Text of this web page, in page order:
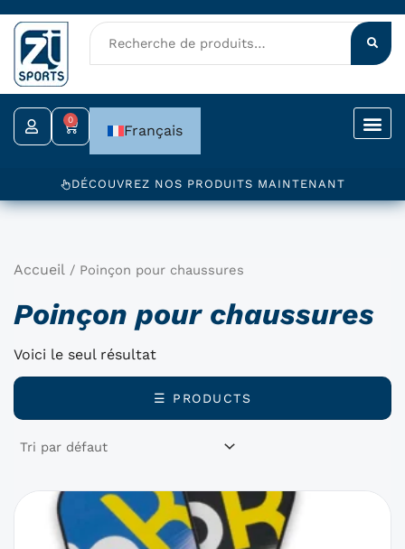
Aller
au
contenu
0
Panier Français
DÉCOUVREZ NOS PRODUITS MAINTENANT
Accueil / Poinçon pour chaussures
Poinçon pour chaussures
Voici le seul résultat
☰ PRODUCTS
produit